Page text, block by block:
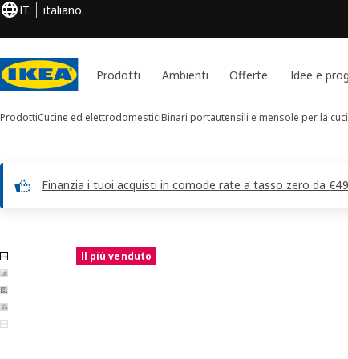
IT italiano
Prodotti Ambienti Offerte Idee e
ProdottiCucine ed elettrodomesticiBinari portautensili e mensole per la
Finanzia i tuoi acquisti in comode rate a tasso zero da
Immagini di 5 BEKVÄM
immagini Il più venduto